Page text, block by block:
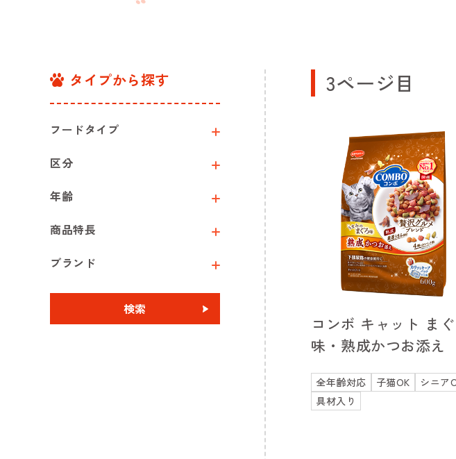
タイプから探す
フードタイプ
区分
年齢
商品特長
ブランド
検索
3ページ目
コンボ キャット ま
味・熟成かつお添え
全年齢対応 子猫OK
シニア
具材入り